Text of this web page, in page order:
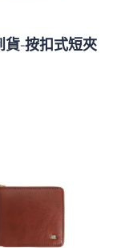
貨-按扣式短夾